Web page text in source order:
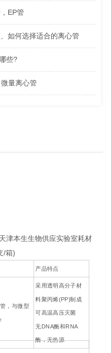
EP管
如何选择适合的离心管
些?
量离心管
天津本生生物供应实验室耗材
/箱)
产品特点
，与微型
采用透明高分子材
料聚丙烯(PP)制成
可高温高压灭菌
无DNA酶和RNA
酶，无热源